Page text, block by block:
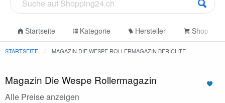
Startseite Kategorie Hersteller Shop
STARTSEITE MAGAZIN DIE WESPE ROLLERMAGAZIN BERICHTE
Magazin Die Wespe Rollermagazin
Alle Preise anzeigen